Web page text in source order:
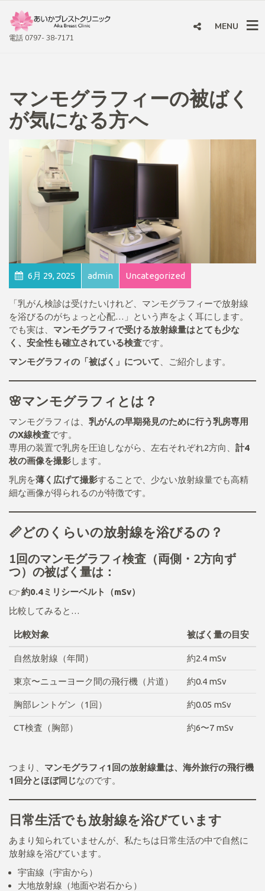
電話 0797- 38-7171
MENU
マンモグラフィーの被ばく
が気になる方へ
6月 29, 2025 admin Uncategorized
「乳がん検診は受けたいけれど、マンモグラフィーで放射線
を浴びるのがちょっと心配…」という声をよく耳にします。
でも実は、 マンモグラフィで受ける放射線量はとても少な
く、安全性も確立されている検査です。
マンモグラフィの「被ばく」について 、ご紹介します。
🌸マンモグラフィとは？
マンモグラフィは、 乳がんの早期発見のために行う乳房専用
のX線検査です。
専用の装置で乳房を圧迫しながら、左右それぞれ2方向、 計4
枚の画像を撮影します。
乳房を薄く広げて撮影することで、少ない放射線量でも高精
細な画像が得られるのが特徴です。
📏どのくらいの放射線を浴びるの？
1回のマンモグラフィ検査（両側・2方向ず
つ）の被ばく量は：
👉約0.4ミリシーベルト（mSv）
比較してみると…
比較対象 被ばく量の目安
自然放射線（年間） 約2.4 mSv
東京〜ニューヨーク間の飛行機（片道） 約0.4 mSv
胸部レントゲン（1回） 約0.05 mSv
CT検査（胸部） 約6〜7 mSv
つまり、 マンモグラフィ1回の放射線量は、海外旅行の飛行機
1回分とほぼ同じなのです。
日常生活でも放射線を浴びています
あまり知られていませんが、私たちは日常生活の中で自然に
放射線を浴びています。
宇宙線（宇宙から）
大地放射線（地面や岩石から）